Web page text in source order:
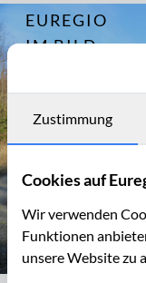
EUREGIO
IM BILD
Archiv
Kontakt
Archiv
Zustimmung
Cookies auf
Wir verwenden
Funktionen
unsere Website zu